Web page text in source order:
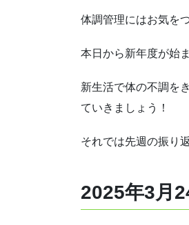
体調管理にはお気を
本日から新年度が始
新生活で体の不調を
ていきましょう！
それでは先週の振り
2025年3月